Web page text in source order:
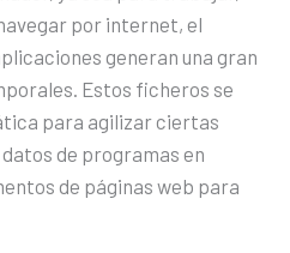
por internet, el
generan una gran
Estos ficheros se
para agilizar ciertas
de programas en
de páginas web para